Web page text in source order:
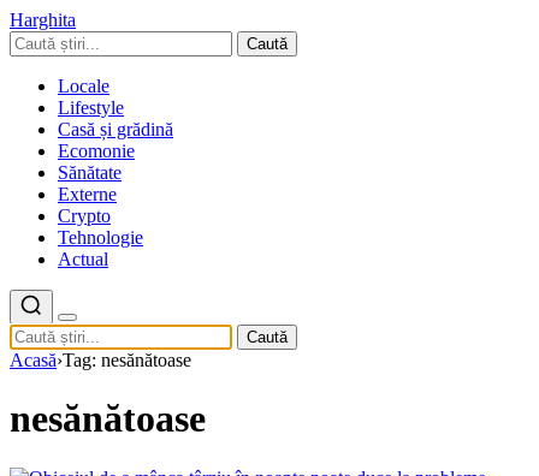
Harghita
Caută
Locale
Lifestyle
Casă și grădină
Ecomonie
Sănătate
Externe
Crypto
Tehnologie
Actual
Caută
Acasă›Tag: nesănătoase
nesănătoase